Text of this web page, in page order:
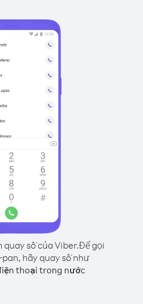
quay số của Viber.Để gọi
hãy quay số như
thoại trong nước